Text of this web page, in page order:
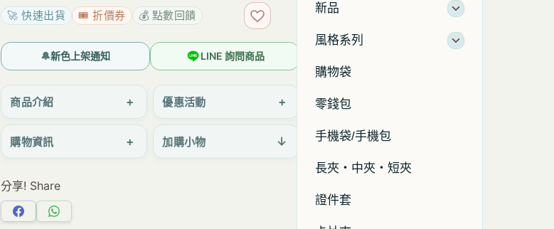
銀
線
灰
髮
夾
數
🚀 快速出貨 🎟️ 折價券 💰 點數回饋 加入收藏
LINE 詢問商品
🔔新色上架通知
商品介紹 + 優惠活動 +
購物資訊 + 加購小物 ↓
分享! Share
分
分
新品
風格系列
購物袋
零錢包
手機袋/手機包
長夾・中夾・短夾
證件套